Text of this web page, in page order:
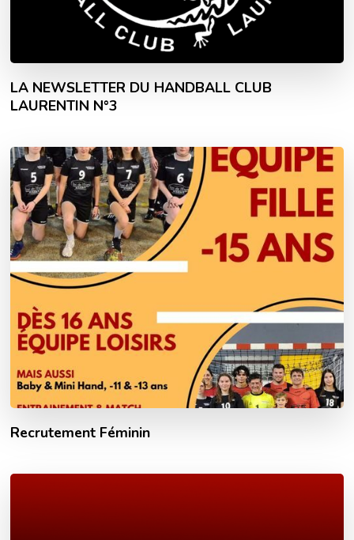
LA NEWSLETTER DU HANDBALL CLUB
LAURENTIN N°3
Recrutement Féminin